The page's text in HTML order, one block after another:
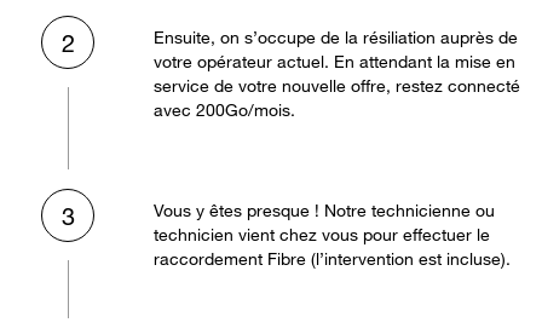
2
Ensuite, on s’occupe de la résiliation auprès de
votre opérateur actuel. En attendant la mise en
service de votre nouvelle offre, restez connecté
avec 200Go/mois.
3
Vous y êtes presque ! Notre technicienne ou
technicien vient chez vous pour effectuer le
raccordement Fibre (l’intervention est incluse).